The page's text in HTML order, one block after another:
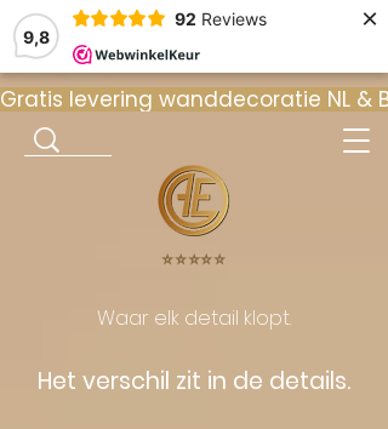
9,8
92 Reviews ×
Gratis levering wanddecoratie NL
⭐️⭐️⭐️⭐️⭐️
Waar elk detail klopt.
Het verschil zit in de details.